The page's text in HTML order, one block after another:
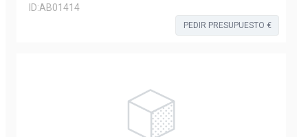
ID:AB01414
PEDIR PRESUPUESTO €